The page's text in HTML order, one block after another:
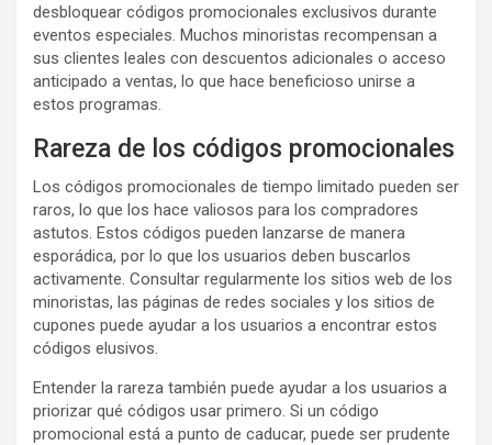
desbloquear códigos promocionales exclusivos durante
eventos especiales. Muchos minoristas recompensan a
sus clientes leales con descuentos adicionales o acceso
anticipado a ventas, lo que hace beneficioso unirse a
estos programas.
Rareza de los códigos promocionales
Los códigos promocionales de tiempo limitado pueden ser
raros, lo que los hace valiosos para los compradores
astutos. Estos códigos pueden lanzarse de manera
esporádica, por lo que los usuarios deben buscarlos
activamente. Consultar regularmente los sitios web de los
minoristas, las páginas de redes sociales y los sitios de
cupones puede ayudar a los usuarios a encontrar estos
códigos elusivos.
Entender la rareza también puede ayudar a los usuarios a
priorizar qué códigos usar primero. Si un código
promocional está a punto de caducar, puede ser prudente